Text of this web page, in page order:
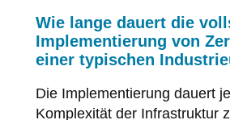
Wie lange dauert die
Implementierung von
einer typischen
Die Implementierung dauert
Komplexität der Infrastruktur